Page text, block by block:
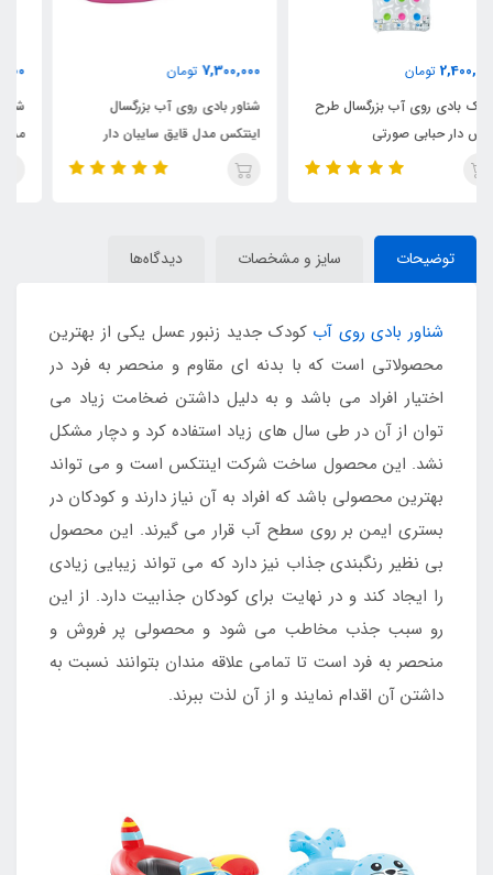
7,300,000
شناور بادی روی آب بزرگسال
اینتکس مدل قایق سایبان دار
8,900,000
شناور بادی روی آب تکنفره اینتکس
مدل ریور ران پرو
توضیحات سایز و مشخصات دیدگاه‌ها
شناور بادی روی آب کودک جدید زنبور عسل یکی از بهترین
محصولاتی است که با بدنه ای مقاوم و منحصر به فرد در
اختیار افراد می باشد و به دلیل داشتن ضخامت زیاد می
توان از آن در طی سال های زیاد استفاده کرد و دچار مشکل
نشد. این محصول ساخت شرکت اینتکس است و می تواند
بهترین محصولی باشد که افراد به آن نیاز دارند و کودکان در
بستری ایمن بر روی سطح آب قرار می گیرند. این محصول
بی نظیر رنگبندی جذاب نیز دارد که می تواند زیبایی زیادی
را ایجاد کند و در نهایت برای کودکان جذابیت دارد. از این
رو سبب جذب مخاطب می شود و محصولی پر فروش و
منحصر به فرد است تا تمامی علاقه مندان بتوانند نسبت به
داشتن آن اقدام نمایند و از آن لذت ببرند.